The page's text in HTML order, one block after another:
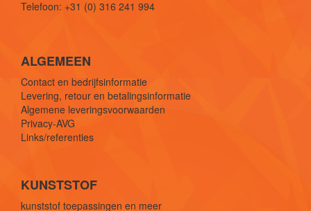
Telefoon: +31 (0) 316 241 994
ALGEMEEN
Contact en bedrijfsinformatie
Levering, retour en betalingsinformatie
Algemene leveringsvoorwaarden
Privacy-AVG
Links/referenties
KUNSTSTOF
kunststof toepassingen en meer